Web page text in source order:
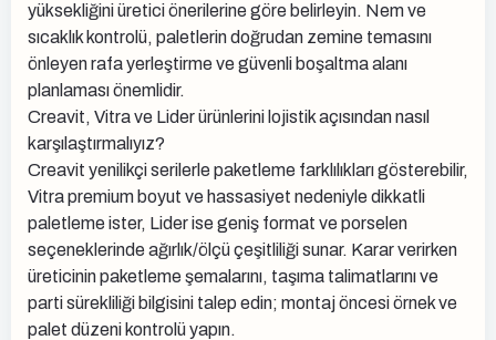
yüksekliğini üretici önerilerine göre belirleyin. Nem ve
sıcaklık kontrolü, paletlerin doğrudan zemine temasını
önleyen rafa yerleştirme ve güvenli boşaltma alanı
planlaması önemlidir.
Creavit, Vitra ve Lider ürünlerini lojistik açısından nasıl
karşılaştırmalıyız?
Creavit yenilikçi serilerle paketleme farklılıkları gösterebilir,
Vitra premium boyut ve hassasiyet nedeniyle dikkatli
paletleme ister, Lider ise geniş format ve porselen
seçeneklerinde ağırlık/ölçü çeşitliliği sunar. Karar verirken
üreticinin paketleme şemalarını, taşıma talimatlarını ve
parti sürekliliği bilgisini talep edin; montaj öncesi örnek ve
palet düzeni kontrolü yapın.